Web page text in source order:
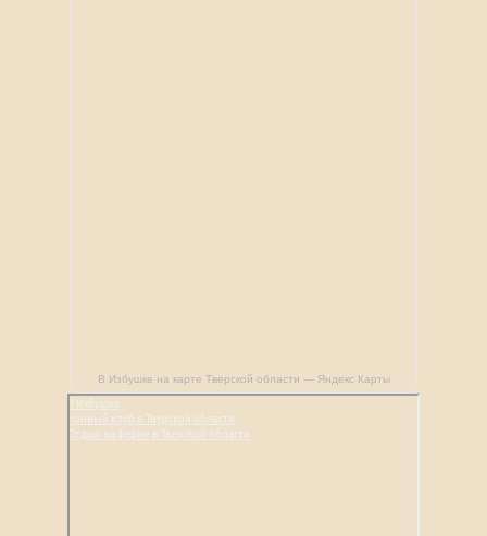
В Избушке на карте Тверской области — Яндекс Карты
В Избушке
Конный клуб в Тверской области
Отдых на ферме в Тверской области